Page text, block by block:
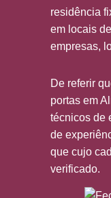
residência
em locais
empresas,
De referir
portas em
técnicos de
de
que cujo
verificado.